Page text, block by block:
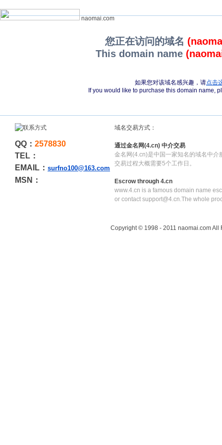
naomai.com
您正在访问的域名
This domain name
如果您对该域名感兴趣，请点击
If you would like to purchase this domain name,
QQ： 2578830
TEL：
EMAIL： surfno100@163.com
MSN：
域名交易方式：
通过金名网(4.cn) 中介交易
金名网(4.cn)是中国一家知名的域名中介
交易过程大概需要5个工作日。
Escrow through 4.cn
www.4.cn is a famous domain name
or contact support@4.cn.The whole
Copyright © 1998 - 2011 naomai.com